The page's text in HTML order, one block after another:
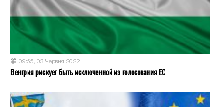
09:55, 03 Червня 2022
Венгрия рискует быть исключенной из голосования ЕС